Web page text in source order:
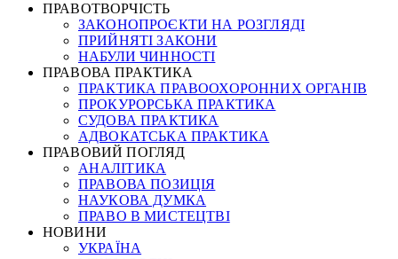
ПРАВОТВОРЧІСТЬ
ЗАКОНОПРОЄКТИ НА РОЗГЛЯДІ
ПРИЙНЯТІ ЗАКОНИ
НАБУЛИ ЧИННОСТІ
ПРАВОВА ПРАКТИКА
ПРАКТИКА ПРАВООХОРОННИХ ОРГАНІВ
ПРОКУРОРСЬКА ПРАКТИКА
СУДОВА ПРАКТИКА
АДВОКАТСЬКА ПРАКТИКА
ПРАВОВИЙ ПОГЛЯД
АНАЛІТИКА
ПРАВОВА ПОЗИЦІЯ
НАУКОВА ДУМКА
ПРАВО В МИСТЕЦТВІ
НОВИНИ
УКРАЇНА